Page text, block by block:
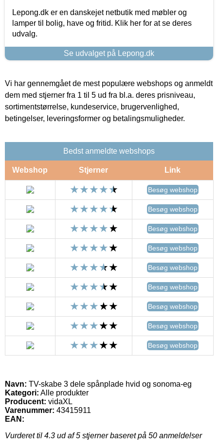
Lepong.dk er en danskejet netbutik med møbler og
lamper til bolig, have og fritid. Klik her for at se deres
udvalg.
Se udvalget på Lepong.dk
Vi har gennemgået de mest populære webshops og anmeldt
dem med stjerner fra 1 til 5 ud fra bl.a. deres prisniveau,
sortimentstørrelse, kundeservice, brugervenlighed,
betingelser, leveringsformer og betalingsmuligheder.
Bedst anmeldte webshops
Webshop Stjerner Link
Besøg webshop
Besøg webshop
Besøg webshop
Besøg webshop
Besøg webshop
Besøg webshop
Besøg webshop
Besøg webshop
Besøg webshop
Navn: TV-skabe 3 dele spånplade hvid og sonoma-eg
Kategori: Alle produkter
Producent: vidaXL
Varenummer: 43415911
EAN:
Vurderet til 4.3 ud af 5 stjerner baseret på 50 anmeldelser